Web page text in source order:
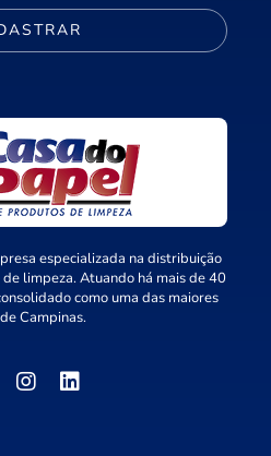
especializada na distribuição
limpeza. Atuando há mais de 40
como uma das maiores
Campinas.